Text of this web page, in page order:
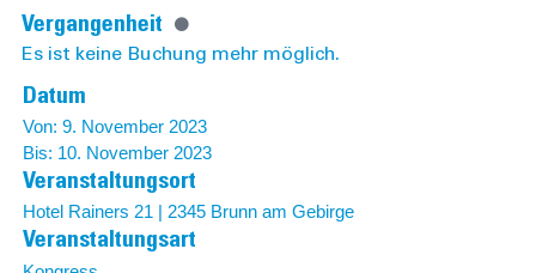
Vergangenheit
Es ist keine Buchung mehr möglich.
Datum
Von: 9. November 2023
Bis: 10. November 2023
Veranstaltungsort
Hotel Rainers 21 | 2345 Brunn am Gebirge
Veranstaltungsart